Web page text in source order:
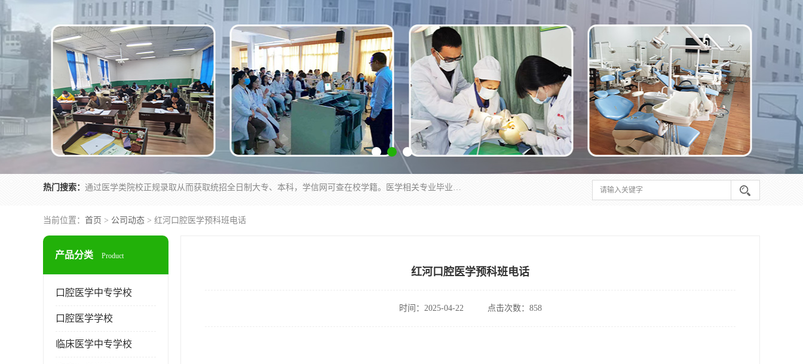
热门搜索： 通过医学类院校正规录取从而获取统招全日制大专、本科，学信网可查在校学籍。医学相关专业毕业后可参加执业助理医师与执业医师证书考试（如口腔医学、临床医学、中医学等专业）.
当前位置： 首页 > 公司动态 > 红河口腔医学预科班电话
产品分类 Product
口腔医学中专学校
口腔医学学校
临床医学中专学校
红河口腔医学预科班电话
时间：2025-04-22 点击次数：858